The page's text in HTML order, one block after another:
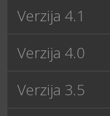
Verzija 4.1
Verzija 4.0
Verzija 3.5